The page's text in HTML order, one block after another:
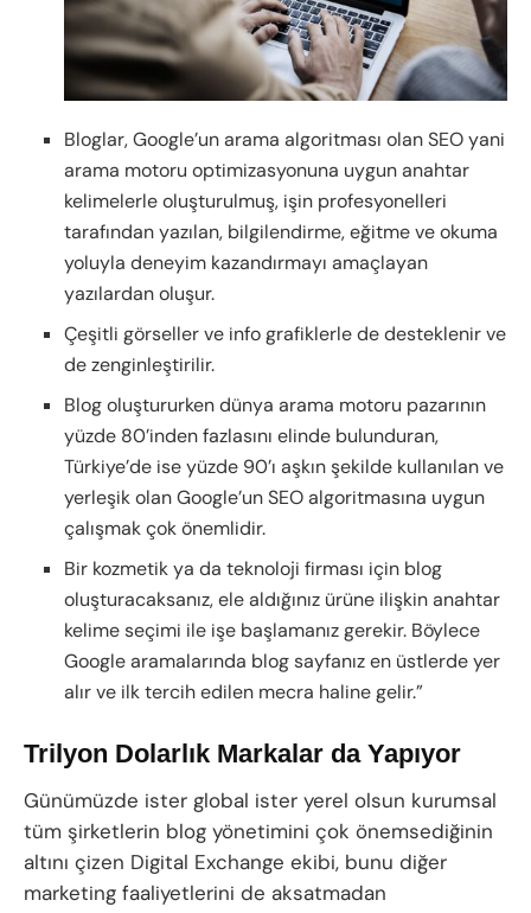
Bloglar, Google’un arama algoritması olan SEO yani
arama motoru optimizasyonuna uygun anahtar
kelimelerle oluşturulmuş, işin profesyonelleri
tarafından yazılan, bilgilendirme, eğitme ve okuma
yoluyla deneyim kazandırmayı amaçlayan
yazılardan oluşur.
Çeşitli görseller ve info grafiklerle de desteklenir ve
de zenginleştirilir.
Blog oluştururken dünya arama motoru pazarının
yüzde 80’inden fazlasını elinde bulunduran,
Türkiye’de ise yüzde 90’ı aşkın şekilde kullanılan ve
yerleşik olan Google’un SEO algoritmasına uygun
çalışmak çok önemlidir.
Bir kozmetik ya da teknoloji firması için blog
oluşturacaksanız, ele aldığınız ürüne ilişkin anahtar
kelime seçimi ile işe başlamanız gerekir. Böylece
Google aramalarında blog sayfanız en üstlerde yer
alır ve ilk tercih edilen mecra haline gelir.”
Trilyon Dolarlık Markalar da Yapıyor
Günümüzde ister global ister yerel olsun kurumsal
tüm şirketlerin blog yönetimini çok önemsediğinin
altını çizen Digital Exchange ekibi, bunu diğer
marketing faaliyetlerini de aksatmadan